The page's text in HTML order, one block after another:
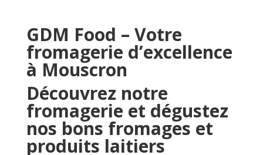
GDM Food – Votre
fromagerie d’excellence
à Mouscron
Découvrez notre
fromagerie et dégustez
nos bons fromages et
produits laitiers